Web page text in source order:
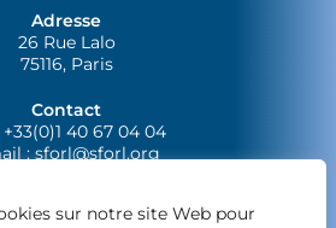
sur notre site Web pour
Adresse
26 Rue Lalo
75116, Paris
Contact
+33(0)1 40 67 04 04
:sforl@sforl.org